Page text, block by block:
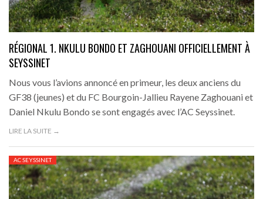
RÉGIONAL 1. NKULU BONDO ET ZAGHOUANI OFFICIELLEMENT À
SEYSSINET
Nous vous l’avions annoncé en primeur, les deux anciens du
GF38 (jeunes) et du FC Bourgoin-Jallieu Rayene Zaghouani et
Daniel Nkulu Bondo se sont engagés avec l’AC Seyssinet.
LIRE LA SUITE →
AC SEYSSINET